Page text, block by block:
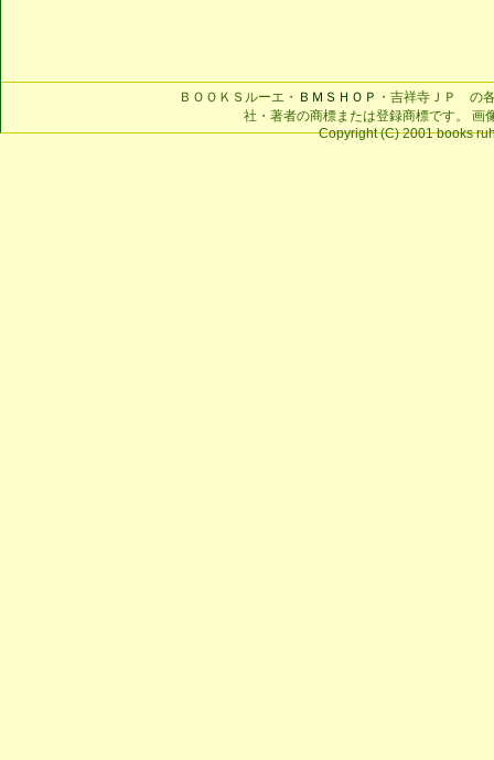
ＢＯＯＫＳルーエ・ ＢＭＳＨＯＰ ・吉祥寺ＪＰ の
社・著者の商標または登録商標です。 画
Copyright (C) 2001 books